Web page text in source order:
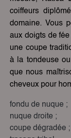
coiffeurs
domaine. Vous
aux doigts de
une coupe
à la tondeuse
que nous
cheveux pour
fondu de nuque ;
nuque droite ;
coupe dégradée ;